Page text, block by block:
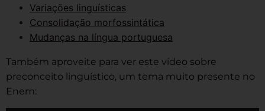
Variações linguísticas
Consolidação morfossintática
Mudanças na língua portuguesa
Também aproveite para ver este vídeo sobre
preconceito linguístico, um tema muito presente no
Enem: